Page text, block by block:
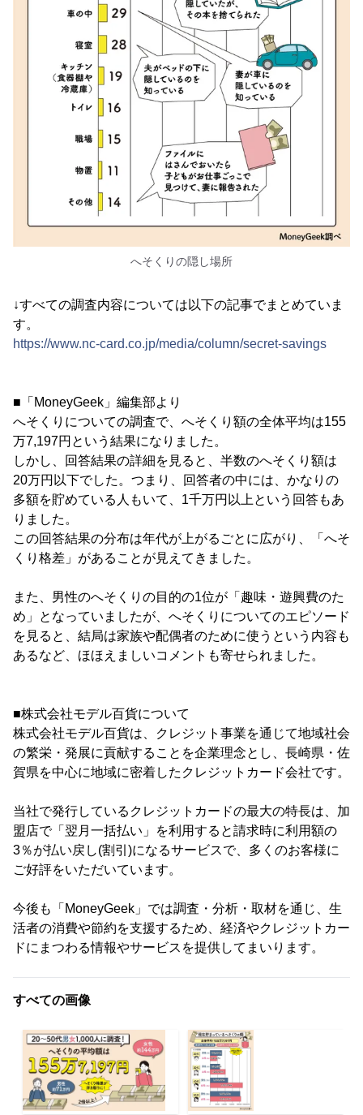
へそくりの隠し場所
↓すべての調査内容については以下の記事でまとめていま
す。
https://www.nc-card.co.jp/media/column/secret-savings
■「MoneyGeek」編集部より
へそくりについての調査で、へそくり額の全体平均は155
万7,197円という結果になりました。
しかし、回答結果の詳細を見ると、半数のへそくり額は
20万円以下でした。つまり、回答者の中には、かなりの
多額を貯めている人もいて、1千万円以上という回答もあ
りました。
この回答結果の分布は年代が上がるごとに広がり、「へそ
くり格差」があることが見えてきました。
また、男性のへそくりの目的の1位が「趣味・遊興費のた
め」となっていましたが、へそくりについてのエピソード
を見ると、結局は家族や配偶者のために使うという内容も
あるなど、ほほえましいコメントも寄せられました。
■株式会社モデル百貨について
株式会社モデル百貨は、クレジット事業を通じて地域社会
の繁栄・発展に貢献することを企業理念とし、長崎県・佐
賀県を中心に地域に密着したクレジットカード会社です。
当社で発行しているクレジットカードの最大の特長は、加
盟店で「翌月一括払い」を利用すると請求時に利用額の
3％が払い戻し(割引)になるサービスで、多くのお客様に
ご好評をいただいています。
今後も「MoneyGeek」では調査・分析・取材を通じ、生
活者の消費や節約を支援するため、経済やクレジットカー
ドにまつわる情報やサービスを提供してまいります。
すべての画像